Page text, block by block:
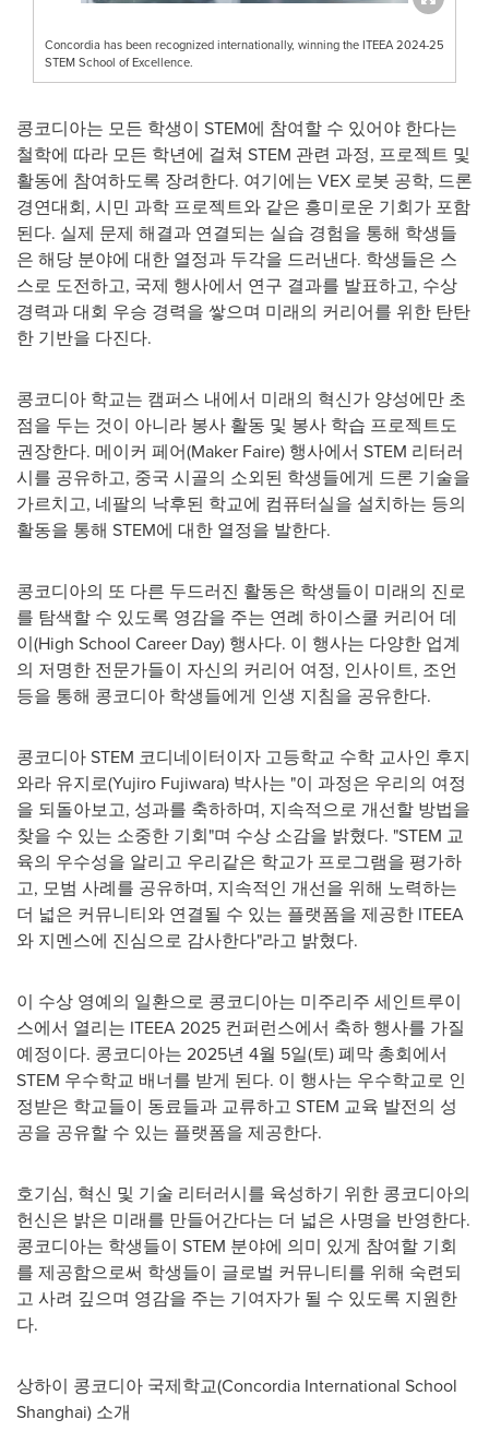
Concordia has been recognized internationally, winning the ITEEA 2024-25
STEM School of Excellence.
콩코디아는 모든 학생이 STEM에 참여할 수 있어야 한다는
철학에 따라 모든 학년에 걸쳐 STEM 관련 과정, 프로젝트 및
활동에 참여하도록 장려한다. 여기에는 VEX 로봇 공학, 드론
경연대회, 시민 과학 프로젝트와 같은 흥미로운 기회가 포함
된다. 실제 문제 해결과 연결되는 실습 경험을 통해 학생들
은 해당 분야에 대한 열정과 두각을 드러낸다. 학생들은 스
스로 도전하고, 국제 행사에서 연구 결과를 발표하고, 수상
경력과 대회 우승 경력을 쌓으며 미래의 커리어를 위한 탄탄
한 기반을 다진다.
콩코디아 학교는 캠퍼스 내에서 미래의 혁신가 양성에만 초
점을 두는 것이 아니라 봉사 활동 및 봉사 학습 프로젝트도
권장한다. 메이커 페어(Maker Faire) 행사에서 STEM 리터러
시를 공유하고, 중국 시골의 소외된 학생들에게 드론 기술을
가르치고, 네팔의 낙후된 학교에 컴퓨터실을 설치하는 등의
활동을 통해 STEM에 대한 열정을 발한다.
콩코디아의 또 다른 두드러진 활동은 학생들이 미래의 진로
를 탐색할 수 있도록 영감을 주는 연례 하이스쿨 커리어 데
이(High School Career Day) 행사다. 이 행사는 다양한 업계
의 저명한 전문가들이 자신의 커리어 여정, 인사이트, 조언
등을 통해 콩코디아 학생들에게 인생 지침을 공유한다.
콩코디아 STEM 코디네이터이자 고등학교 수학 교사인 후지
와라 유지로(Yujiro Fujiwara) 박사는 "이 과정은 우리의 여정
을 되돌아보고, 성과를 축하하며, 지속적으로 개선할 방법을
찾을 수 있는 소중한 기회"며 수상 소감을 밝혔다. "STEM 교
육의 우수성을 알리고 우리같은 학교가 프로그램을 평가하
고, 모범 사례를 공유하며, 지속적인 개선을 위해 노력하는
더 넓은 커뮤니티와 연결될 수 있는 플랫폼을 제공한 ITEEA
와 지멘스에 진심으로 감사한다"라고 밝혔다.
이 수상 영예의 일환으로 콩코디아는 미주리주 세인트루이
스에서 열리는 ITEEA 2025 컨퍼런스에서 축하 행사를 가질
예정이다. 콩코디아는 2025년 4월 5일(토) 폐막 총회에서
STEM 우수학교 배너를 받게 된다. 이 행사는 우수학교로 인
정받은 학교들이 동료들과 교류하고 STEM 교육 발전의 성
공을 공유할 수 있는 플랫폼을 제공한다.
호기심, 혁신 및 기술 리터러시를 육성하기 위한 콩코디아의
헌신은 밝은 미래를 만들어간다는 더 넓은 사명을 반영한다.
콩코디아는 학생들이 STEM 분야에 의미 있게 참여할 기회
를 제공함으로써 학생들이 글로벌 커뮤니티를 위해 숙련되
고 사려 깊으며 영감을 주는 기여자가 될 수 있도록 지원한
다.
상하이 콩코디아 국제학교(Concordia International School
Shanghai) 소개